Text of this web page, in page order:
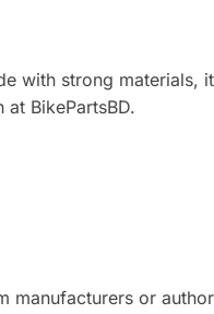
with strong materials,
BikePartsBD.
manufacturers or